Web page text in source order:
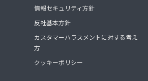
情報セキュリティ方針
反社基本方針
カスタマーハラスメントに対する考え
方
クッキーポリシー